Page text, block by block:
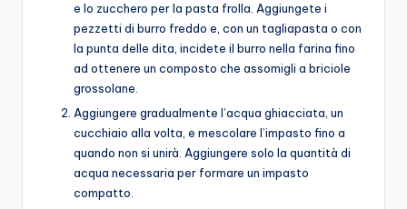
e lo zucchero per la pasta frolla. Aggiungete i
pezzetti di burro freddo e, con un tagliapasta o con
la punta delle dita, incidete il burro nella farina fino
ad ottenere un composto che assomigli a briciole
grossolane.
Aggiungere gradualmente l’acqua ghiacciata, un
cucchiaio alla volta, e mescolare l’impasto fino a
quando non si unirà. Aggiungere solo la quantità di
acqua necessaria per formare un impasto
compatto.